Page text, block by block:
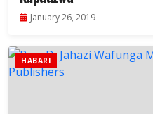
January 26, 2019
HABARI